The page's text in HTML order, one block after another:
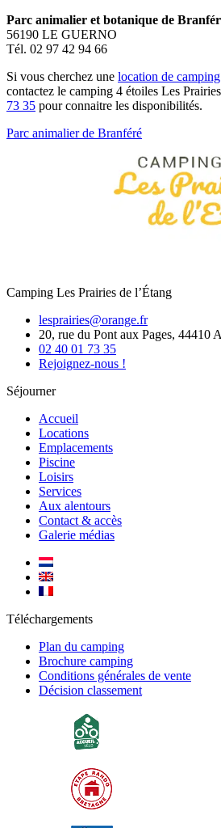
Parc animalier et botanique de
56190 LE GUERNO
Tél. 02 97 42 94 66
Si vous cherchez une location de
contactez le camping 4 étoiles Les
73 35 pour connaitre les disponibilités.
Parc animalier de Branféré
Camping Les Prairies de l’Étang
lesprairies@orange.fr
20, rue du Pont aux Pages, 44410
02 40 01 73 35
Rejoignez-nous !
Séjourner
Accueil
Locations
Emplacements
Piscine
Loisirs
Services
Aux alentours
Contact & accès
Galerie médias
Téléchargements
Plan du camping
Brochure camping
Conditions générales de vente
Décision classement